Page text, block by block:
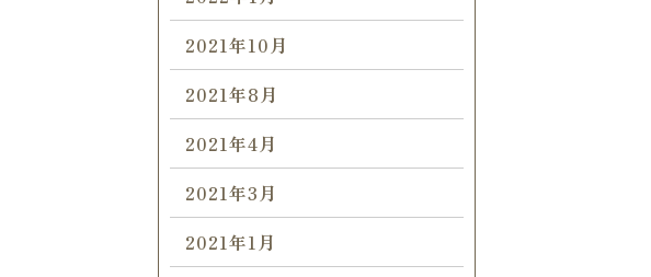
2021年10月
2021年8月
2021年4月
2021年3月
2021年1月